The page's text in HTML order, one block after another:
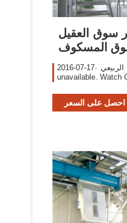
سوق العقيل
المسكوف
2016-07-17· المصور منتظر الربيعي. This video is
unavailable. Watch
احصل على السعر